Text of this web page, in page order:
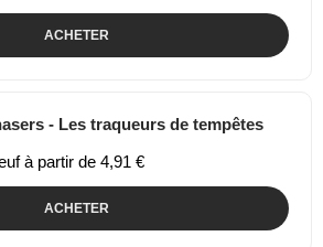
ACHETER
- Les traqueurs de tempêtes
à partir de 4,91 €
ACHETER